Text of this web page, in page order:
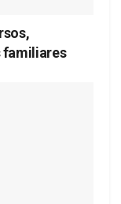
familiares